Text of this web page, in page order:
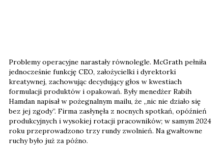
Problemy operacyjne narastały równolegle. McGrath pełniła
jednocześnie funkcję CEO, założycielki i dyrektorki
kreatywnej, zachowując decydujący głos w kwestiach
formulacji produktów i opakowań. Były menedżer Rabih
Hamdan napisał w pożegnalnym mailu, że „nic nie działo się
bez jej zgody”. Firma zasłynęła z nocnych spotkań, opóźnień
produkcyjnych i wysokiej rotacji pracowników; w samym 2024
roku przeprowadzono trzy rundy zwolnień. Na gwałtowne
ruchy było już za późno.